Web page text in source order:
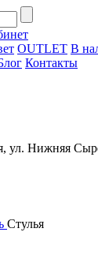
OUTLET В
Контакты
ул. Нижняя
Стулья